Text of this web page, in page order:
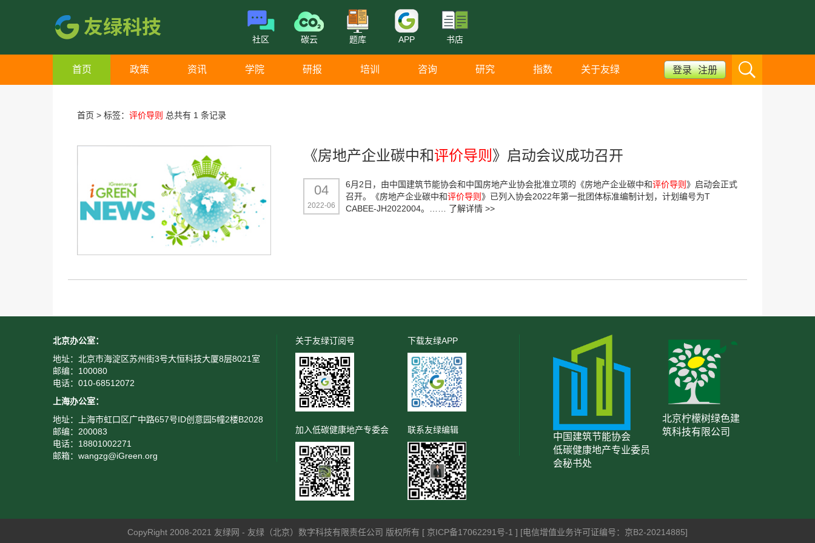
社区 碳云 题库 APP 书店
首页 政策 资讯 学院 研报 培训 咨询 研究 指数 关于友绿 登录 注册
首页 > 标签： 评价导则 总共有 1 条记录
《房地产企业碳中和评价导则 》启动会议成功召开
04
2022-06
6月2日，由中国建筑节能协会和中国房地产业协会批准立项的《房地产企业碳中和评价导则》启动会正式
召开。《房地产企业碳中和评价导则》已列入协会2022年第一批团体标准编制计划，计划编号为T
CABEE-JH2022004。…… 了解详情 >>
北京办公室：
地址：北京市海淀区苏州街3号大恒科技大厦8层8021室
邮编：100080
电话：010-68512072
上海办公室：
地址：上海市虹口区广中路657号ID创意园5幢2楼B2028
邮编：200083
电话：18801002271
邮箱：wangzg@iGreen.org
关于友绿订阅号 下载友绿APP
加入低碳健康地产专委会 联系友绿编辑
中国建筑节能协会
低碳健康地产专业委员
会秘书处
北京柠檬树绿色建
筑科技有限公司
CopyRight 2008-2021 友绿网 - 友绿（北京）数字科技有限责任公司 版权所有 [ 京ICP备17062291号-1 ] [电信增值业务许可证编号：京B2-20214885]